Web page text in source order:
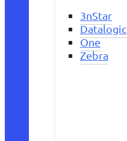
3nStar
Datalogic
One
Zebra